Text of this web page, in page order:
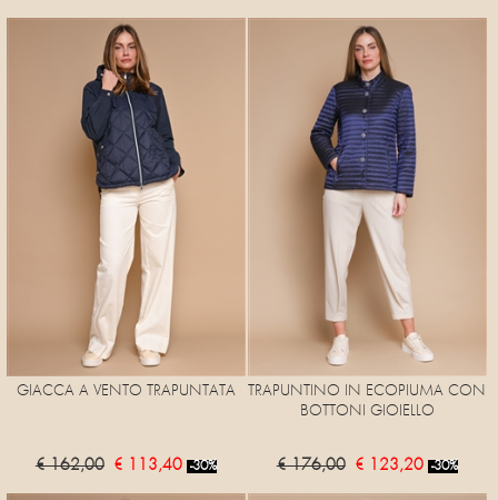
GIACCA A VENTO TRAPUNTATA
€ 162,00 € 113,40 -30%
TRAPUNTINO IN ECOPIUMA CON
BOTTONI GIOIELLO
€ 176,00 € 123,20 -30%